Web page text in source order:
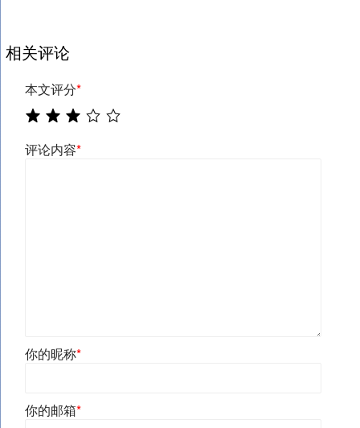
相关评论
本文评分*
评论内容*
你的昵称*
你的邮箱*